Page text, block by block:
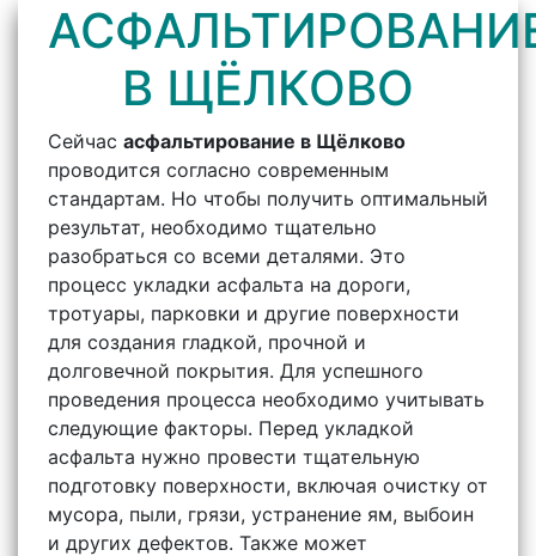
В ЩЁЛКОВО
Сейчас асфальтирование в Щёлково
проводится согласно современным
стандартам. Но чтобы получить оптимальный
результат, необходимо тщательно
разобраться со всеми деталями. Это
процесс укладки асфальта на дороги,
тротуары, парковки и другие поверхности
для создания гладкой, прочной и
долговечной покрытия. Для успешного
проведения процесса необходимо учитывать
следующие факторы. Перед укладкой
асфальта нужно провести тщательную
подготовку поверхности, включая очистку от
мусора, пыли, грязи, устранение ям, выбоин
и других дефектов. Также может